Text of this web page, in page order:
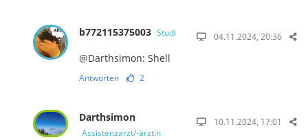
b772115375003 Studi 04.11.2024, 20:36
@Darthsimon: Shell
Antworten 2
Darthsimon
Assistenzarzt/-ärztin
10.11.2024, 17:01